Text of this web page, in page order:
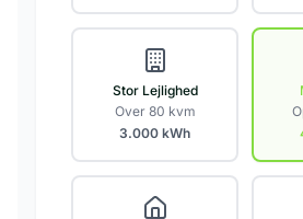
Stor Lejlighed
Over 80 kvm
3.000 kWh